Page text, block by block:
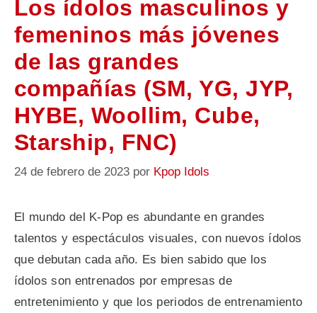
Los ídolos masculinos y
femeninos más jóvenes
de las grandes
compañías (SM, YG, JYP,
HYBE, Woollim, Cube,
Starship, FNC)
24 de febrero de 2023 por Kpop Idols
El mundo del K-Pop es abundante en grandes
talentos y espectáculos visuales, con nuevos ídolos
que debutan cada año. Es bien sabido que los
ídolos son entrenados por empresas de
entretenimiento y que los periodos de entrenamiento